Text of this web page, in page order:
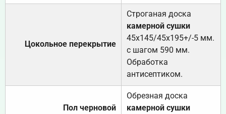
Цокольное перекрытие
Строганая доска
камерной сушки
45х145/45х195+/-5 мм.
с шагом 590 мм.
Обработка
антисептиком.
Пол черновой
Обрезная доска
камерной сушки